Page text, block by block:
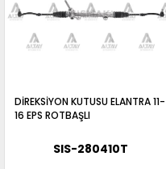
DİREKSİYON KUTUSU ELANTRA 11-
16 EPS ROTBAŞLI
SIS-280410T